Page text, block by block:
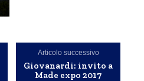
Articolo successivo
Giovanardi: invito a
Made expo 2017